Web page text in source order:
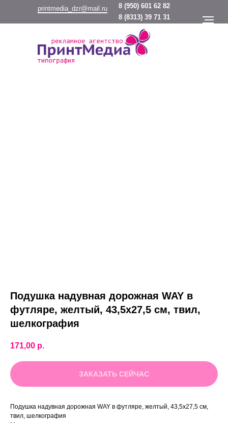
8 (950) 601 62 82
printmedia_dzr@mail.ru
8 (8313) 39 71 31
Подушка надувная дорожная WAY в
футляре, желтый, 43,5х27,5 см, твил,
шелкография
171,00 р.
ЗАКАЗАТЬ СЕЙЧАС
Подушка надувная дорожная WAY в футляре, желтый, 43,5х27,5 см,
твил, шелкография